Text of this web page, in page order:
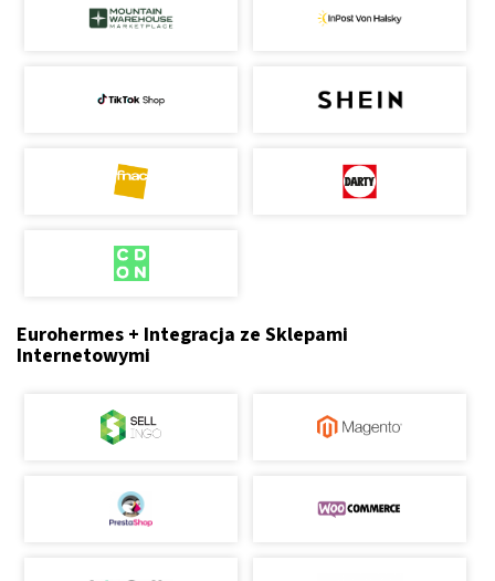
Eurohermes + Integracja ze Sklepami
Internetowymi